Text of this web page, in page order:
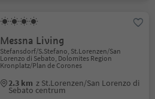
Messna Living
Stefansdorf/S.Stefano, St.Lorenzen/San
Lorenzo di Sebato, Dolomites Region
Kronplatz/Plan de Corones
2.3 km z St.Lorenzen/San Lorenzo di
Sebato centrum